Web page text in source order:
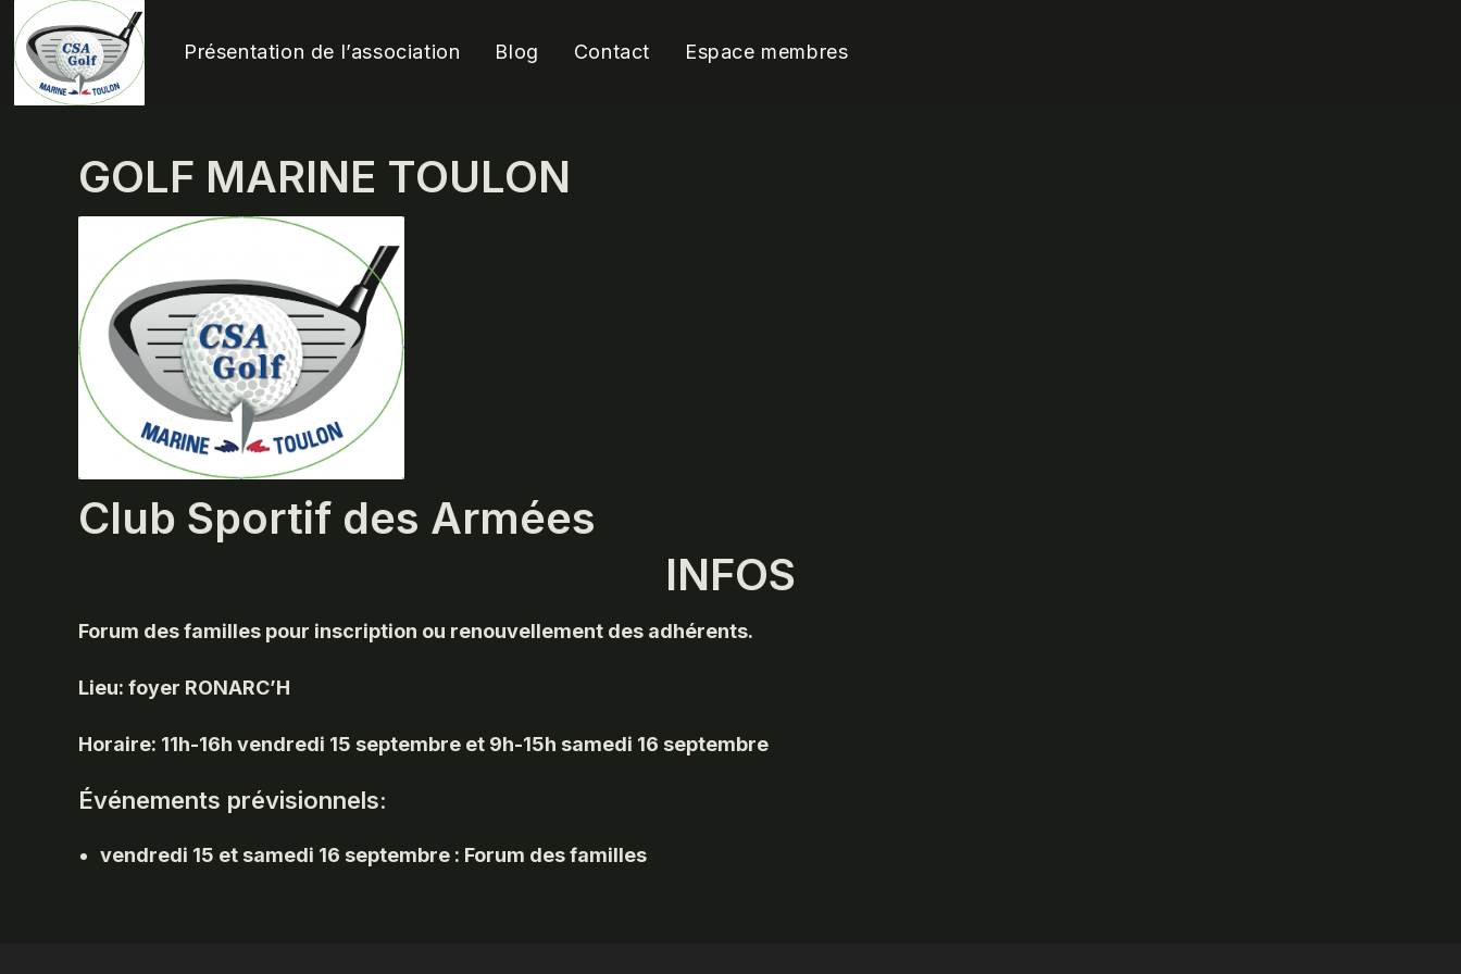
content
Présentation de l’association Blog Contact Espace membres
GOLF MARINE TOULON
Club Sportif des Armées
INFOS
Forum des familles pour inscription ou renouvellement des adhérents.
Lieu: foyer RONARC’H
Horaire: 11h-16h vendredi 15 septembre et 9h-15h samedi 16 septembre
Événements prévisionnels:
vendredi 15 et samedi 16 septembre : Forum des familles